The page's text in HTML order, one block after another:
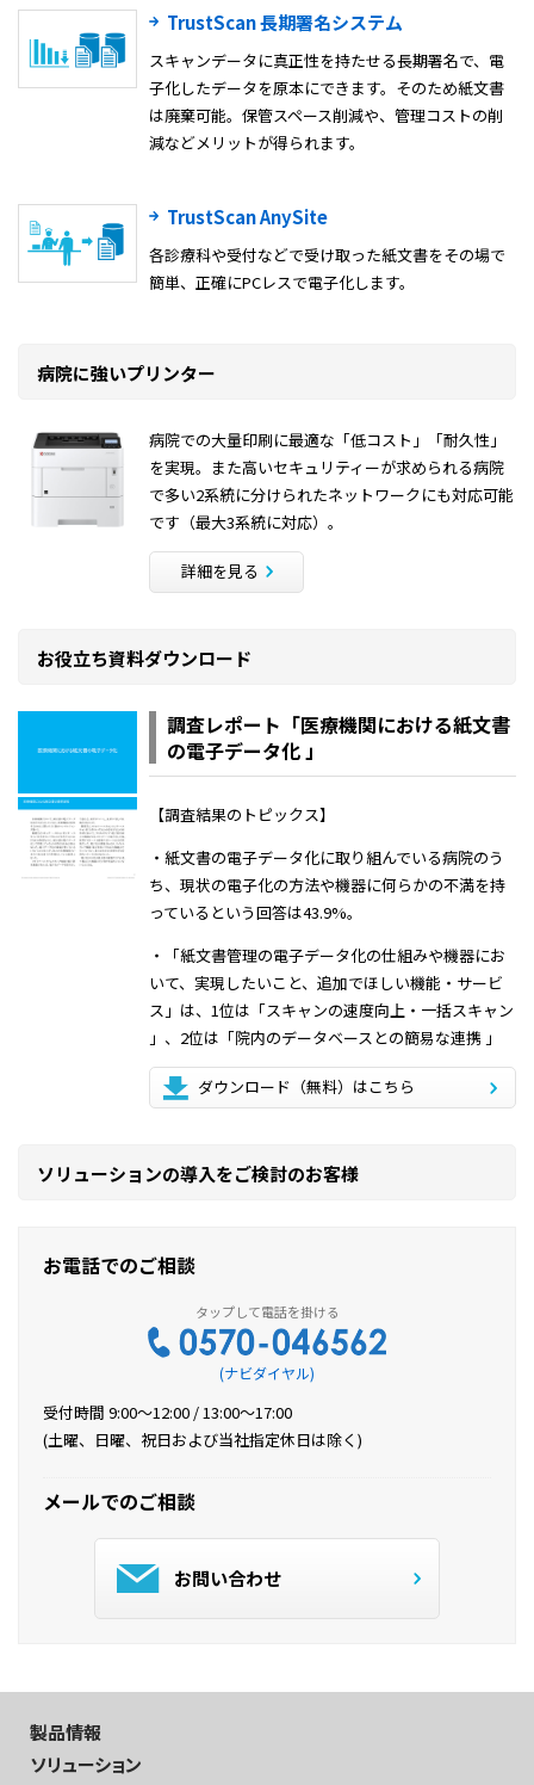
TrustScan 長期署名システム
スキャンデータに真正性を持たせる長期署名で、電
子化したデータを原本にできます。そのため紙文書
は廃棄可能。保管スペース削減や、管理コストの削
減などメリットが得られます。
TrustScan AnySite
各診療科や受付などで受け取った紙文書をその場で
簡単、正確にPCレスで電子化します。
病院に強いプリンター
病院での大量印刷に最適な「低コスト」「耐久性」
を実現。また高いセキュリティーが求められる病院
で多い2系統に分けられたネットワークにも対応可能
です（最大3系統に対応）。
詳細を見る
お役立ち資料ダウンロード
調査レポート「医療機関における紙文書
の電子データ化 」
【調査結果のトピックス】
・紙文書の電子データ化に取り組んでいる病院のう
ち、現状の電子化の方法や機器に何らかの不満を持
っているという回答は43.9%。
・「紙文書管理の電子データ化の仕組みや機器にお
いて、実現したいこと、追加でほしい機能・サービ
ス」は、1位は「スキャンの速度向上・一括スキャン
」、2位は「院内のデータベースとの簡易な連携 」
ダウンロード（無料）はこちら
ソリューションの導入をご検討のお客様
お電話でのご相談
(ナビダイヤル)
受付時間 9:00～12:00 / 13:00～17:00
(土曜、日曜、祝日および当社指定休日は除く)
メールでのご相談
お問い合わせ
製品情報
ソリューション